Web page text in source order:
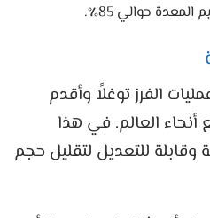
حوالي 85٪.
الفرز توغلاً وأقدم
أنحاء العالم. في هذا
وقابلة للتعديل لتقليل حجم